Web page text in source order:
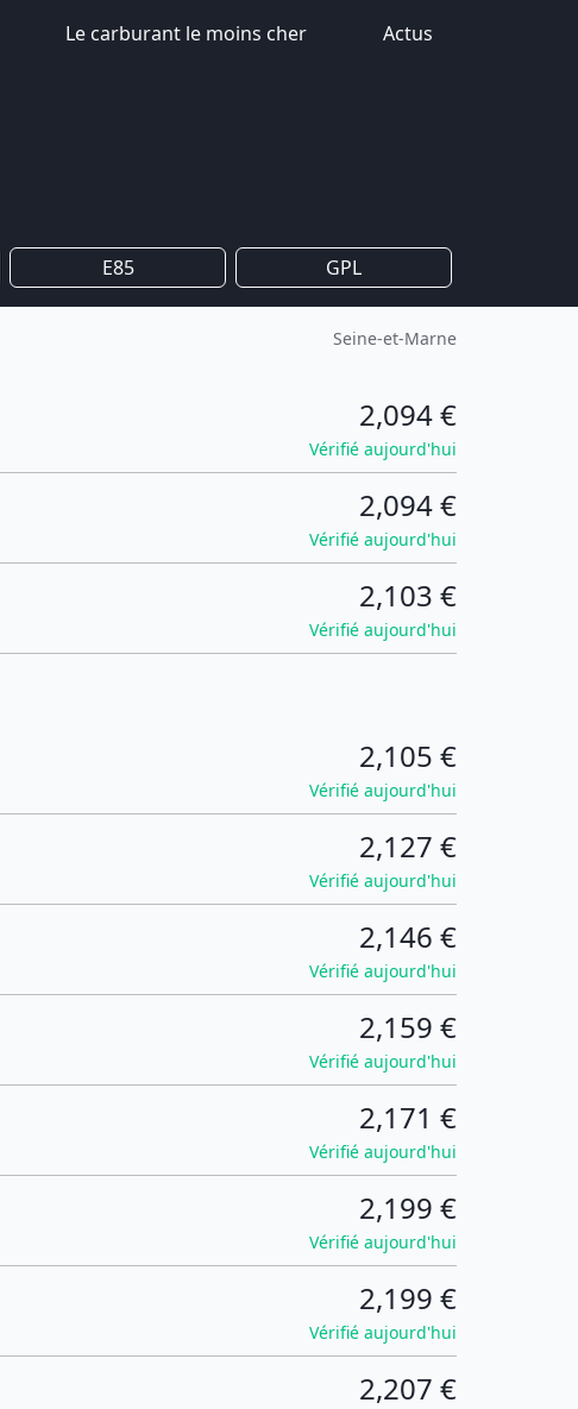
Le carburant le moins cher Actus
E85 GPL
Seine-et-Marne
2,094 €
Vérifié aujourd'hui
2,094 €
Vérifié aujourd'hui
2,103 €
Vérifié aujourd'hui
2,105 €
Vérifié aujourd'hui
2,127 €
Vérifié aujourd'hui
2,146 €
Vérifié aujourd'hui
2,159 €
Vérifié aujourd'hui
2,171 €
Vérifié aujourd'hui
2,199 €
Vérifié aujourd'hui
2,199 €
Vérifié aujourd'hui
2,207 €